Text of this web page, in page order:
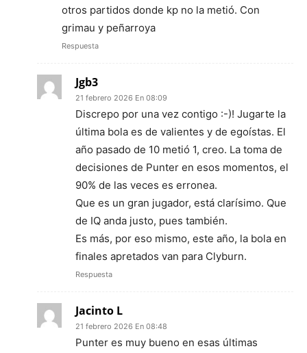
otros partidos donde kp no la metió. Con
grimau y peñarroya
Respuesta
Jgb3
21 febrero 2026 En 08:09
Discrepo por una vez contigo :-)! Jugarte la
última bola es de valientes y de egoístas. El
año pasado de 10 metió 1, creo. La toma de
decisiones de Punter en esos momentos, el
90% de las veces es erronea.
Que es un gran jugador, está clarísimo. Que
de IQ anda justo, pues también.
Es más, por eso mismo, este año, la bola en
finales apretados van para Clyburn.
Respuesta
Jacinto L
21 febrero 2026 En 08:48
Punter es muy bueno en esas últimas